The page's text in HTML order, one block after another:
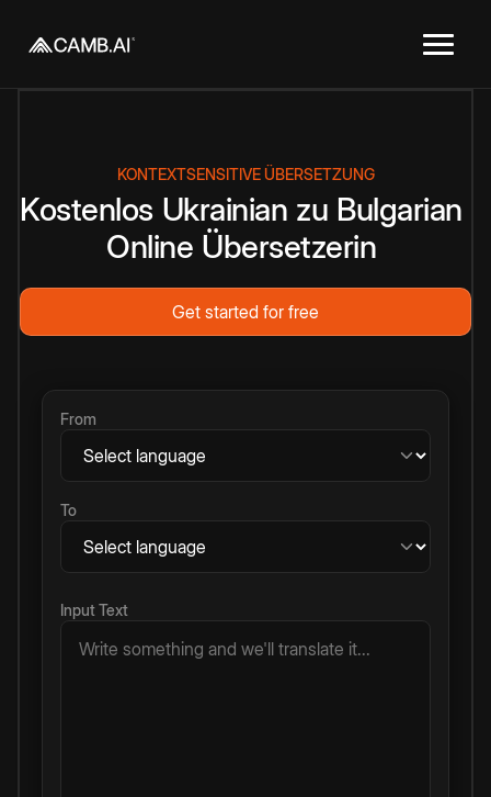
KONTEXTSENSITIVE ÜBERSETZUNG
Kostenlos Ukrainian zu Bulgarian
Online Übersetzerin
Get started for free
From
To
Input Text